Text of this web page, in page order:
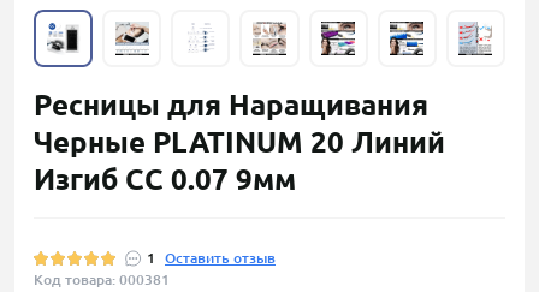
Ресницы для Наращивания
Черные PLATINUM 20 Линий
Изгиб СC 0.07 9мм
1
Оставить отзыв
Код товара: 000381